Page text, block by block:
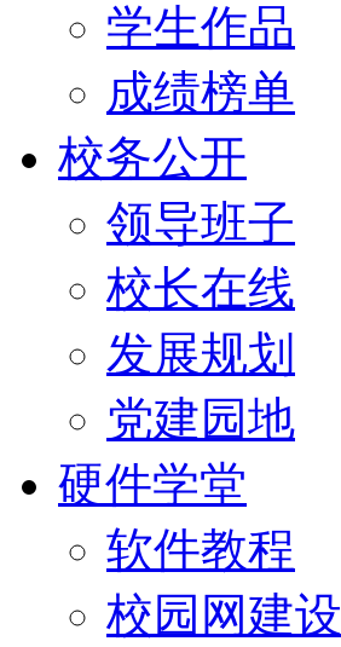
学生作品
成绩榜单
校务公开
领导班子
校长在线
发展规划
党建园地
硬件学堂
软件教程
校园网建设